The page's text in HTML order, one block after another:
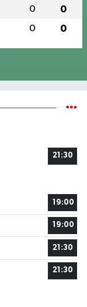
0 0
0 0
21:30
19:00
19:00
21:30
21:30